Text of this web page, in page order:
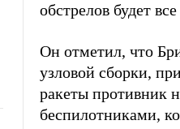
обстрелов будет
Он отметил, что
узловой сборки,
ракеты противник
беспилотниками,